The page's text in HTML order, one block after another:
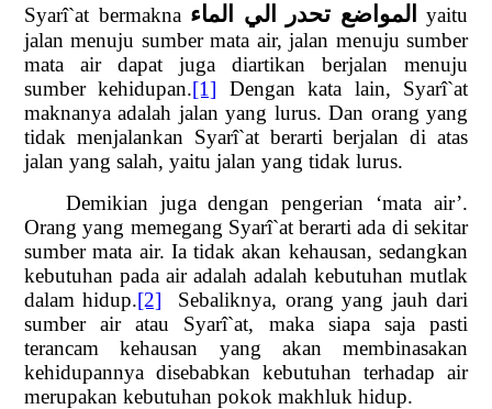
Syarî`at bermakna المواضع تحدر الي الماء
yaitu
jalan menuju sumber mata air, jalan menuju sumber
mata air dapat juga diartikan berjalan menuju
sumber kehidupan.[1] Dengan kata lain, Syarî`at
maknanya adalah jalan yang lurus. Dan orang yang
tidak menjalankan Syarî`at berarti berjalan di atas
jalan yang salah, yaitu jalan yang tidak lurus.
Demikian juga dengan pengerian ‘mata air’.
Orang yang memegang Syarî`at berarti ada di sekitar
sumber mata air. Ia tidak akan kehausan, sedangkan
kebutuhan pada air adalah adalah kebutuhan mutlak
dalam hidup.[2] Sebaliknya, orang yang jauh dari
sumber air atau Syarî`at, maka siapa saja pasti
terancam kehausan yang akan membinasakan
kehidupannya disebabkan kebutuhan terhadap air
merupakan kebutuhan pokok makhluk hidup.